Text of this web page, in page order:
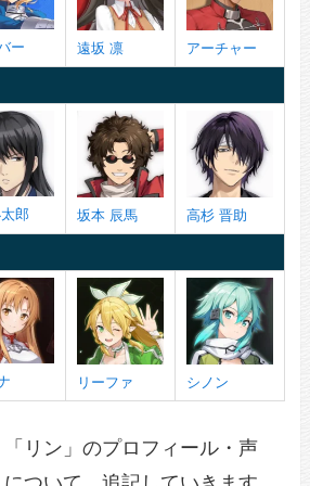
ー 遠坂 凛 アーチャー
郎 坂本 辰馬 高杉 晋助
リーファ シノン
リン」のプロフィール・声